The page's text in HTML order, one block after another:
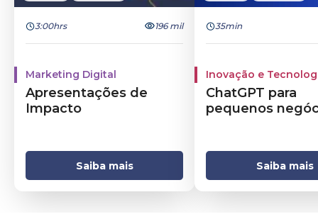
3:00hrs 196 mil
Marketing Digital
Apresentações de
Impacto
Saiba mais
35min
Inovação e
ChatGPT para
pequenos
Saiba mais